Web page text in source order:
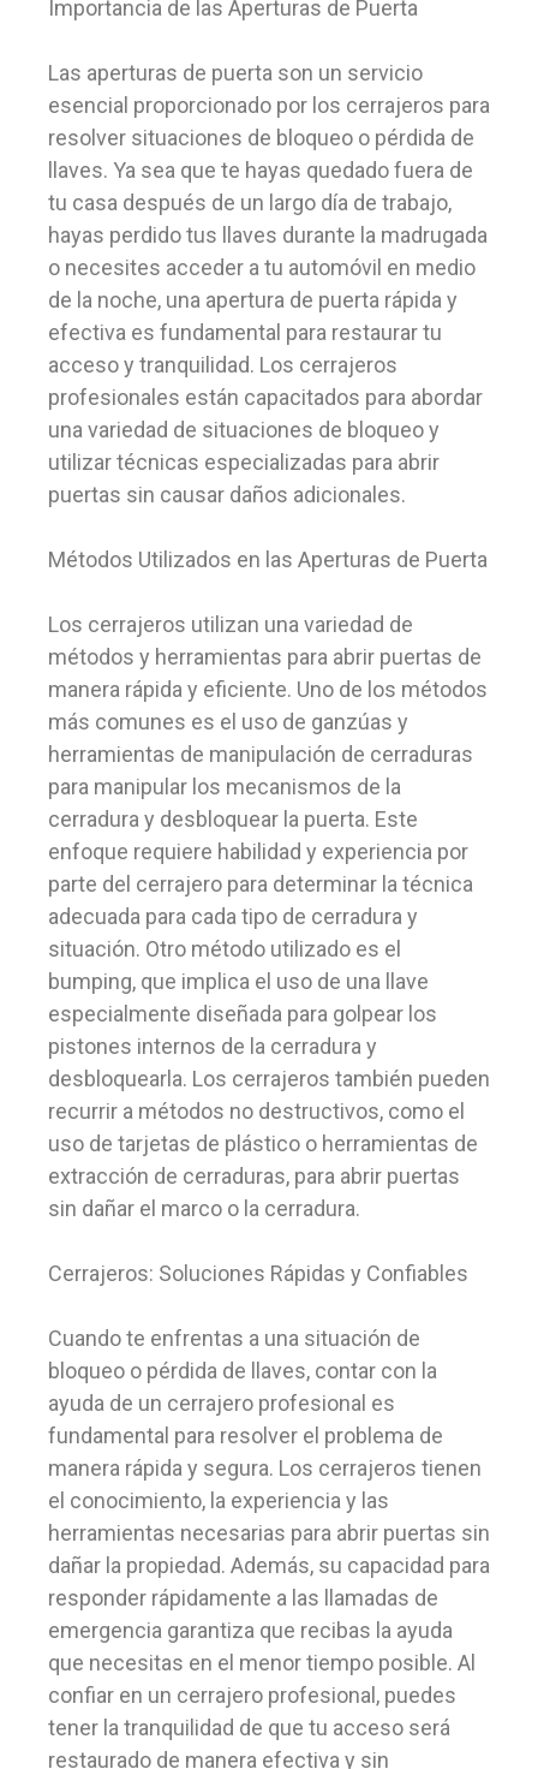
Importancia de las Aperturas de Puerta
Las aperturas de puerta son un servicio
esencial proporcionado por los cerrajeros para
resolver situaciones de bloqueo o pérdida de
llaves. Ya sea que te hayas quedado fuera de
tu casa después de un largo día de trabajo,
hayas perdido tus llaves durante la madrugada
o necesites acceder a tu automóvil en medio
de la noche, una apertura de puerta rápida y
efectiva es fundamental para restaurar tu
acceso y tranquilidad. Los cerrajeros
profesionales están capacitados para abordar
una variedad de situaciones de bloqueo y
utilizar técnicas especializadas para abrir
puertas sin causar daños adicionales.
Métodos Utilizados en las Aperturas de Puerta
Los cerrajeros utilizan una variedad de
métodos y herramientas para abrir puertas de
manera rápida y eficiente. Uno de los métodos
más comunes es el uso de ganzúas y
herramientas de manipulación de cerraduras
para manipular los mecanismos de la
cerradura y desbloquear la puerta. Este
enfoque requiere habilidad y experiencia por
parte del cerrajero para determinar la técnica
adecuada para cada tipo de cerradura y
situación. Otro método utilizado es el
bumping, que implica el uso de una llave
especialmente diseñada para golpear los
pistones internos de la cerradura y
desbloquearla. Los cerrajeros también pueden
recurrir a métodos no destructivos, como el
uso de tarjetas de plástico o herramientas de
extracción de cerraduras, para abrir puertas
sin dañar el marco o la cerradura.
Cerrajeros: Soluciones Rápidas y Confiables
Cuando te enfrentas a una situación de
bloqueo o pérdida de llaves, contar con la
ayuda de un cerrajero profesional es
fundamental para resolver el problema de
manera rápida y segura. Los cerrajeros tienen
el conocimiento, la experiencia y las
herramientas necesarias para abrir puertas sin
dañar la propiedad. Además, su capacidad para
responder rápidamente a las llamadas de
emergencia garantiza que recibas la ayuda
que necesitas en el menor tiempo posible. Al
confiar en un cerrajero profesional, puedes
tener la tranquilidad de que tu acceso será
restaurado de manera efectiva y sin